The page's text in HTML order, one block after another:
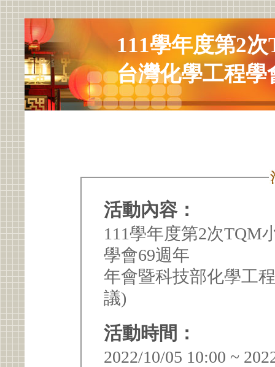
111學年度第2
台灣化學工程學
活動內容：
111學年度第2次TQM
學會69週年
年會暨科技部化學工
議)
活動時間：
2022/10/05 10:00 ~